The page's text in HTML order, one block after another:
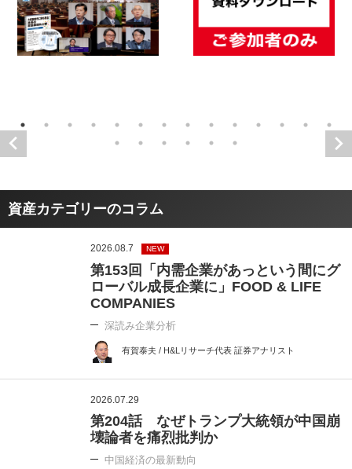
資産カテゴリーのコラム
2026.08.7 NEW
第153回「内需企業があっという間にグ
ローバル成長企業に」FOOD & LIFE
COMPANIES
深読み企業分析
有賀泰夫 / H&Lリサーチ代表 証券アナリスト
2026.07.29
第204話 なぜトランプ大統領が中国崩
壊論者を痛烈批判か
中国経済の最新動向